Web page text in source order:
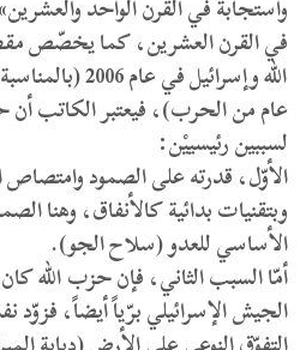
في القرن العشرين، كما يخصّص
الله وإسرائيل
عام من الحرب)، فيعتبر الكاتب
لسببين رئيسييْن:
الأوّل، قدرته على الصمود وامتصاص
وبتقنيات بدائية كالأنفاق، وهنا
الأساسي للعدو (سلاح الجو).
أمّا السبب الثاني، فإن حزب الله
الجيش الإسرائيلي برّياً أيضاً،